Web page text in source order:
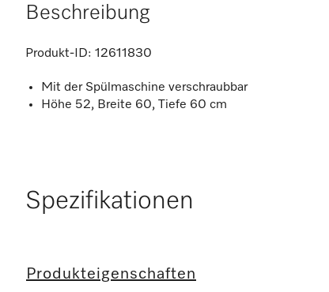
Beschreibung
Produkt-ID: 12611830
Mit der Spülmaschine verschraubbar
Höhe 52, Breite 60, Tiefe 60 cm
Spezifikationen
Produkteigenschaften